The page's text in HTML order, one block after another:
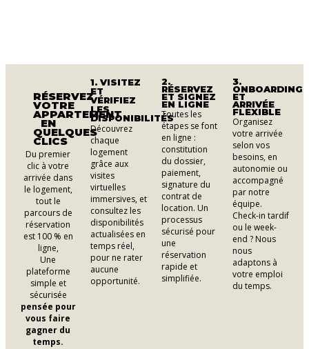
RÉSERVEZ
VOTRE
APPARTEMENT
EN
QUELQUES
CLICS
Du premier
clic à votre
arrivée dans
le logement,
tout le
parcours de
réservation
est 100 % en
ligne,
Une
plateforme
simple et
sécurisée
pensée pour
vous faire
gagner du
temps.
1. VISITEZ
ET
VÉRIFIEZ
LES
DISPONIBILITÉS
Découvrez
chaque
logement
grâce aux
visites
virtuelles
immersives, et
consultez les
disponibilités
actualisées en
temps réel,
pour ne rater
aucune
opportunité.
2.
RÉSERVEZ
ET SIGNEZ
EN LIGNE
Toutes les
étapes se font
en ligne :
constitution
du dossier,
paiement,
signature du
contrat de
location. Un
processus
sécurisé pour
une
réservation
rapide et
simplifiée.
3.
ONBOARDING
ET
ARRIVÉE
FLEXIBLE
Organisez
votre arrivée
selon vos
besoins, en
autonomie ou
accompagné
par notre
équipe.
Check-in tardif
ou le week-
end ? Nous
nous
adaptons à
votre emploi
du temps.